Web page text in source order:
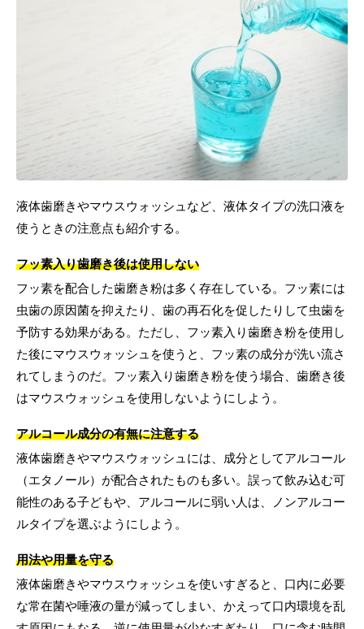
液体歯磨きやマウスウォッシュなど、液体タイプの洗口液を
使うときの注意点も紹介する。
フッ素入り歯磨き後は使用しない
フッ素を配合した歯磨き粉は多く存在している。フッ素には
虫歯の原因菌を抑えたり、歯の再石化を促したりして虫歯を
予防する効果がある。ただし、フッ素入り歯磨き粉を使用し
た後にマウスウォッシュを使うと、フッ素の成分が洗い流さ
れてしまうのだ。フッ素入り歯磨き粉を使う場合、歯磨き後
はマウスウォッシュを使用しないようにしよう。
アルコール成分の有無に注意する
液体歯磨きやマウスウォッシュには、成分としてアルコール
（エタノール）が配合されたものも多い。誤って飲み込む可
能性のある子どもや、アルコールに弱い人は、ノンアルコー
ルタイプを選ぶようにしよう。
用法や用量を守る
液体歯磨きやマウスウォッシュを使いすぎると、口内に必要
な常在菌や唾液の量が減ってしまい、かえって口内環境を乱